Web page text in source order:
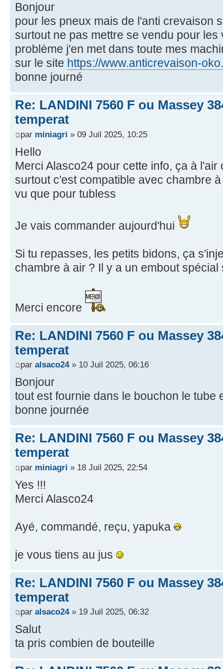
Bonjour
pour les pneux mais de l'anti crevaison
surtout ne pas mettre se vendu pour
problème j'en met dans toute mes
sur le site https://www.anticrevaison-
bonne journé
Re: LANDINI 7560 F ou Massey
temperat
par miniagri » 09 Juil 2025, 10:25
Hello
Merci Alasco24 pour cette info, ça à
surtout c'est compatible avec chambre
vu que pour tubless
Je vais commander aujourd'hui
Si tu repasses, les petits bidons, ça
chambre à air ? Il y a un embout spécial
Merci encore
Re: LANDINI 7560 F ou Massey
temperat
par alsaco24» 10 Juil 2025, 06:16
Bonjour
tout est fournie dans le bouchon le tube
bonne journée
Re: LANDINI 7560 F ou Massey
temperat
par miniagri » 18 Juil 2025, 22:54
Yes !!!
Merci Alasco24
Ayé, commandé, reçu, yapuka
je vous tiens au jus
Re: LANDINI 7560 F ou Massey
temperat
par alsaco24» 19 Juil 2025, 06:32
Salut
ta pris combien de bouteille